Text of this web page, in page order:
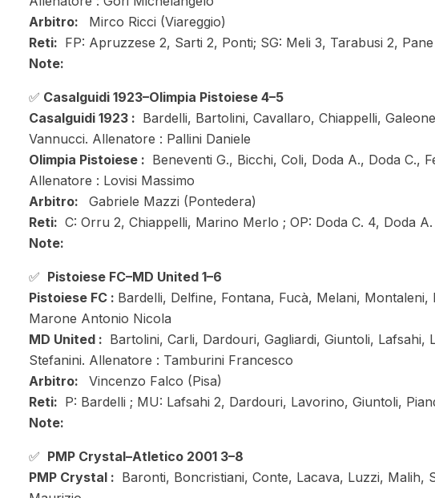
Arbitro:
Mirco Ricci (Viareggio)
Reti: FP: Apruzzese 2, Sarti 2, Ponti; SG: Meli 3, Tarabusi 2,
Note:
✅ Casalguidi 1923–Olimpia Pistoiese 4–5
Casalguidi 1923 : Bardelli, Bartolini, Cavallaro, Chiappelli,
Vannucci. Allenatore : Pallini Daniele
Olimpia Pistoiese : Beneventi G., Bicchi, Coli, Doda A., Doda C.,
Allenatore : Lovisi Massimo
Arbitro:
Gabriele Mazzi (Pontedera)
Reti: C: Orru 2, Chiappelli, Marino Merlo ; OP: Doda C. 4, Doda A.
Note:
✅ Pistoiese FC–MD United 1–6
Pistoiese FC : Bardelli, Delfine, Fontana, Fucà, Melani,
Marone Antonio Nicola
MD United : Bartolini, Carli, Dardouri, Gagliardi, Giuntoli,
Stefanini. Allenatore : Tamburini Francesco
Arbitro:
Vincenzo Falco (Pisa)
Reti: P: Bardelli ; MU: Lafsahi 2, Dardouri, Lavorino, Giuntoli,
Note:
✅ PMP Crystal–Atletico 2001 3–8
PMP Crystal : Baronti, Boncristiani, Conte, Lacava, Luzzi,